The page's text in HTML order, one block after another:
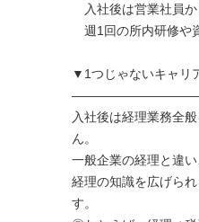
入社後は営業社員か
週1回の所内研修や
▼1つじゃないキャリ
入社後は経理業務全
ん。
一般企業の経理と違
経理の知識を広げら
す。